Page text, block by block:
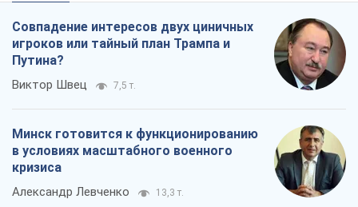
Совпадение интересов двух циничных
игроков или тайный план Трампа и
Путина?
Виктор Швец 7,5 т.
Минск готовится к функционированию
в условиях масштабного военного
кризиса
Александр Левченко 13,3 т.